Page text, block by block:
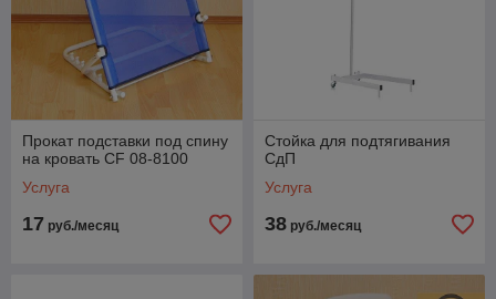
Прокат подставки под спину
на кровать CF 08-8100
Услуга
17 руб./месяц
Стойка для подтягивания
СдП
Услуга
38 руб./месяц